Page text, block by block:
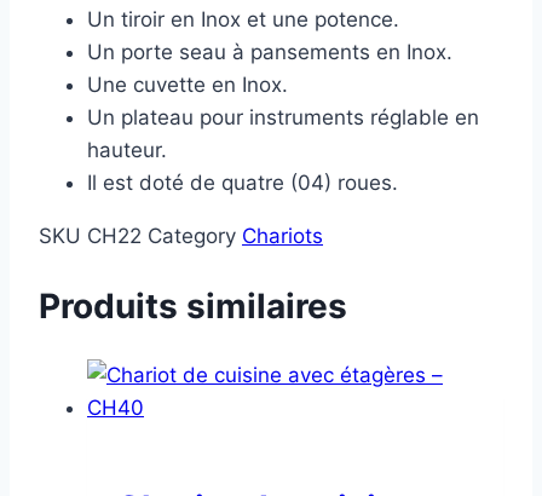
Un tiroir en Inox et une potence.
Un porte seau à pansements en Inox.
Une cuvette en Inox.
Un plateau pour instruments réglable en
hauteur.
Il est doté de quatre (04) roues.
SKU CH22 Category Chariots
Produits similaires